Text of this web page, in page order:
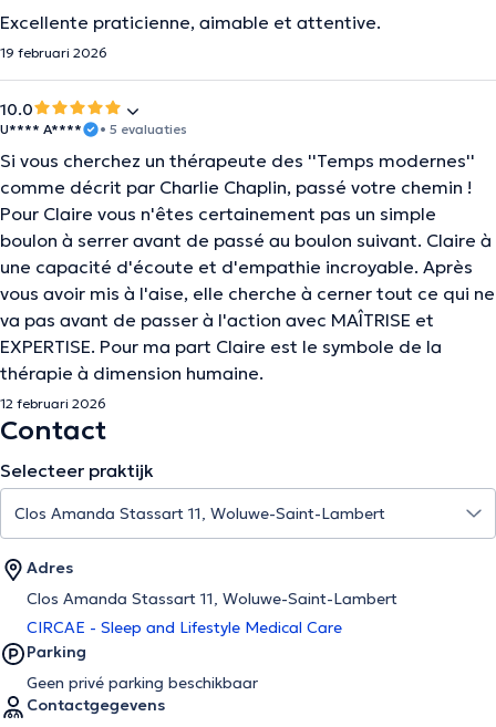
Excellente praticienne, aimable et attentive.
19 februari 2026
10.0
U**** A**** • 5 evaluaties
Si vous cherchez un thérapeute des ''Temps modernes''
comme décrit par Charlie Chaplin, passé votre chemin !
Pour Claire vous n'êtes certainement pas un simple
boulon à serrer avant de passé au boulon suivant. Claire à
une capacité d'écoute et d'empathie incroyable. Après
vous avoir mis à l'aise, elle cherche à cerner tout ce qui ne
va pas avant de passer à l'action avec MAÎTRISE et
EXPERTISE. Pour ma part Claire est le symbole de la
thérapie à dimension humaine.
12 februari 2026
Contact
Selecteer praktijk
Adres
Clos Amanda Stassart 11, Woluwe-Saint-Lambert
CIRCAE - Sleep and Lifestyle Medical Care
Parking
Geen privé parking beschikbaar
Contactgegevens